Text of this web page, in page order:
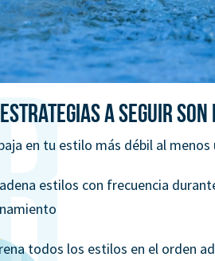
a seguir son
en tu estilo más débil al menos
estilos con frecuencia
todos los estilos en el orden